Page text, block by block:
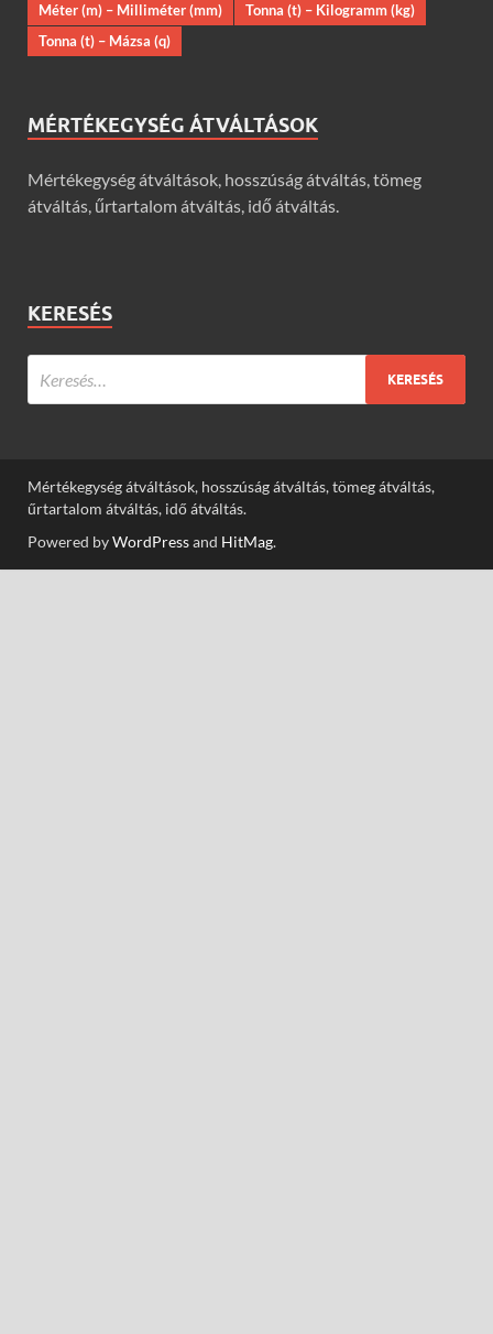
Méter (m) – Milliméter (mm)
Tonna (t) – Kilogramm (kg)
Tonna (t) – Mázsa (q)
MÉRTÉKEGYSÉG ÁTVÁLTÁSOK
Mértékegység átváltások, hosszúság átváltás, tömeg
átváltás, űrtartalom átváltás, idő átváltás.
KERESÉS
Mértékegység átváltások, hosszúság átváltás, tömeg átváltás,
űrtartalom átváltás, idő átváltás.
Powered byWordPressand HitMag.